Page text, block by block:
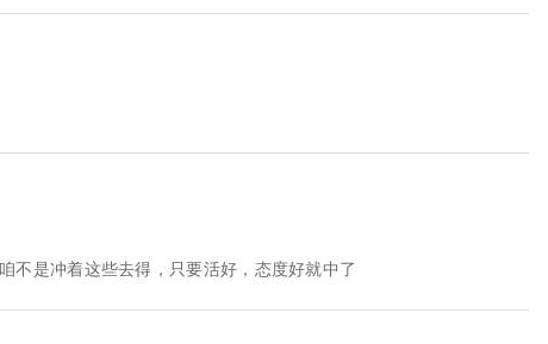
不是冲着这些去得，只要活好，态度好就中了